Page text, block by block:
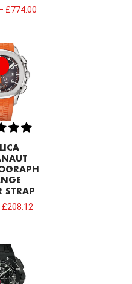
£774.00
STRAP
Original
price
was:
£301.00.
£208.12